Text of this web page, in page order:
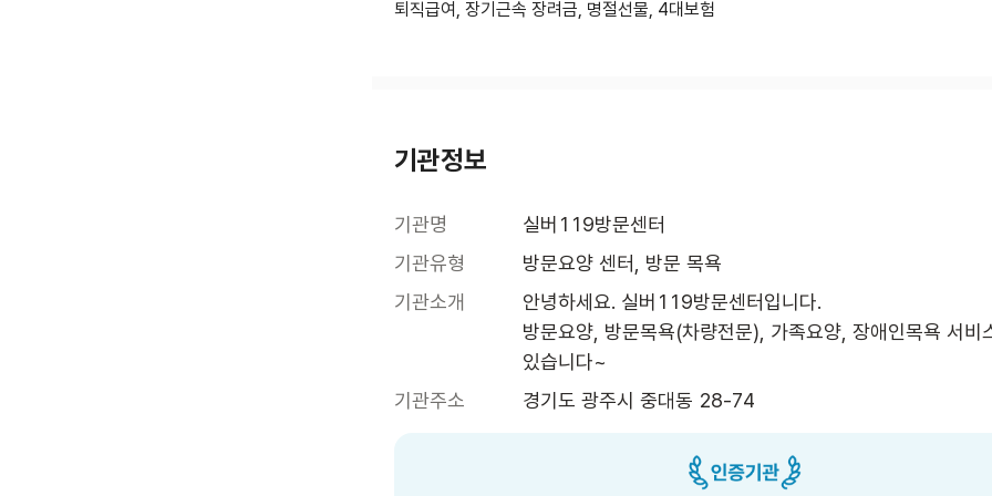
퇴직급여, 장기근속 장려금, 명절선물, 4대보험
기관정보
기관명
실버119방문센터
기관유형
방문요양 센터, 방문 목욕
기관소개
안녕하세요. 실버119방문센터입니다.
방문요양, 방문목욕(차량전문), 가족요양, 장애인목욕 서비
있습니다~
기관주소
경기도 광주시 중대동 28-74